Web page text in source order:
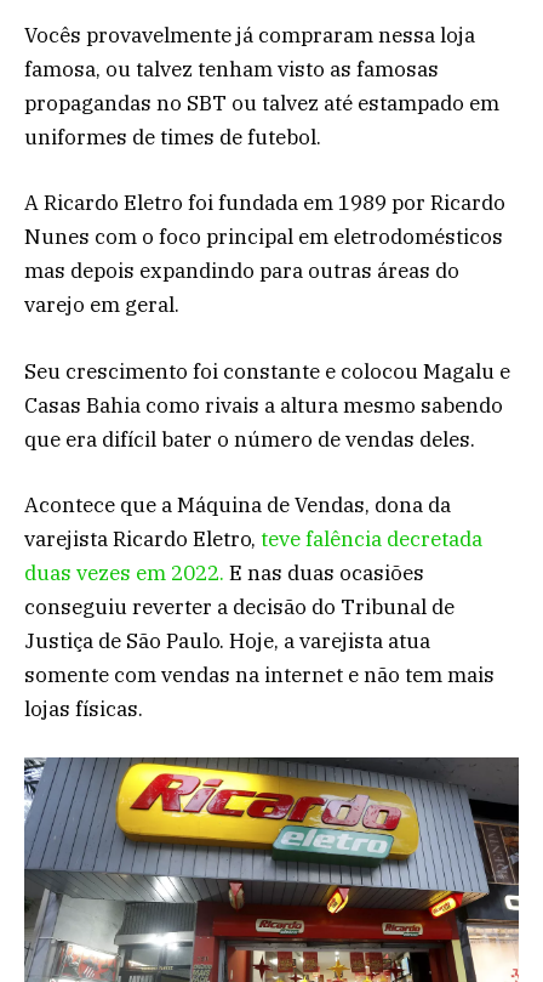
Vocês provavelmente já compraram nessa loja
famosa, ou talvez tenham visto as famosas
propagandas no SBT ou talvez até estampado em
uniformes de times de futebol.
A Ricardo Eletro foi fundada em 1989 por Ricardo
Nunes com o foco principal em eletrodomésticos
mas depois expandindo para outras áreas do
varejo em geral.
Seu crescimento foi constante e colocou Magalu e
Casas Bahia como rivais a altura mesmo sabendo
que era difícil bater o número de vendas deles.
Acontece que a Máquina de Vendas, dona da
varejista Ricardo Eletro, teve falência decretada
duas vezes em 2022. E nas duas ocasiões
conseguiu reverter a decisão do Tribunal de
Justiça de São Paulo. Hoje, a varejista atua
somente com vendas na internet e não tem mais
lojas físicas.